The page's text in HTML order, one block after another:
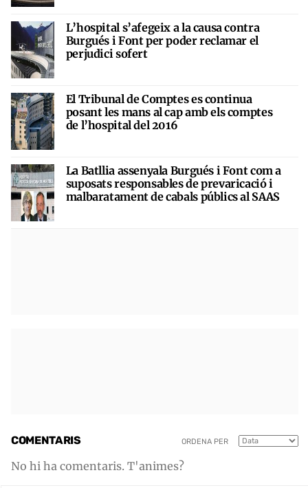
L’hospital s’afegeix a la causa contra
Burgués i Font per poder reclamar el
perjudici sofert
El Tribunal de Comptes es continua
posant les mans al cap amb els comptes
de l’hospital del 2016
La Batllia assenyala Burgués i Font com a
suposats responsables de prevaricació i
malbaratament de cabals públics al SAAS
COMENTARIS ORDENA PER
No hi ha comentaris. T'animes?